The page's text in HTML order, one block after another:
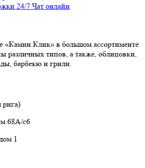
24/7 Чат онлайн
«Камин.Клик» в большом ассортименте
различных типов, а также, облицовки,
барбекю и грили.
68А/с6
1